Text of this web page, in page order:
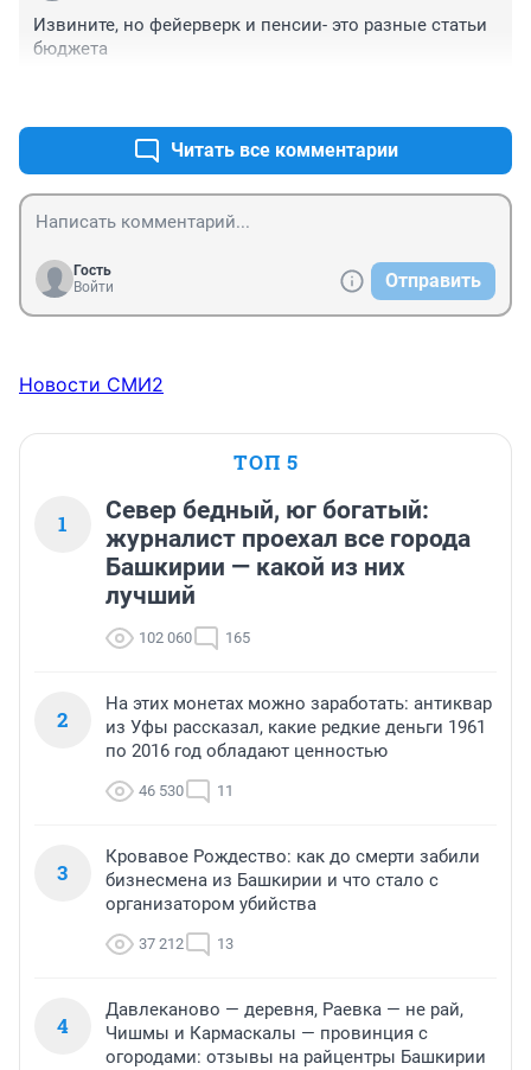
Извините, но фейерверк и пенсии- это разные статьи
бюджета
Читать все комментарии
Гость
Войти
Отправить
Новости СМИ2
ТОП 5
1
Север бедный, юг богатый:
журналист проехал все города
Башкирии — какой из них
лучший
102 060 165
2
На этих монетах можно заработать: антиквар
из Уфы рассказал, какие редкие деньги 1961
по 2016 год обладают ценностью
46 530 11
3
Кровавое Рождество: как до смерти забили
бизнесмена из Башкирии и что стало с
организатором убийства
37 212 13
4
Давлеканово — деревня, Раевка — не рай,
Чишмы и Кармаскалы — провинция с
огородами: отзывы на райцентры Башкирии